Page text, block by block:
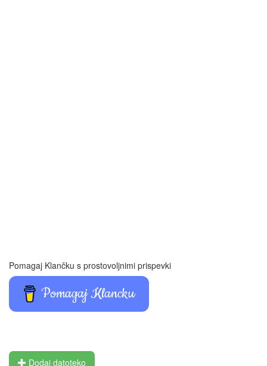
Pomagaj Klančku s prostovoljnimi prispevki
Pomagaj Klancku
Dodaj datoteko